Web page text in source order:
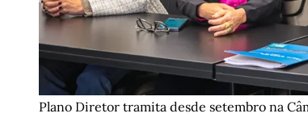
Plano Diretor tramita desde setembro na